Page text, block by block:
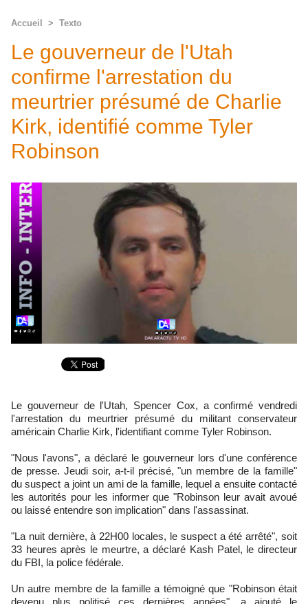
Accueil > Texto
Le gouverneur de l'Utah
confirme l'arrestation du
meurtrier présumé de Charlie
Kirk, identifié comme Tyler
Robinson
Le gouverneur de l'Utah, Spencer Cox, a confirmé vendredi
l'arrestation du meurtrier présumé du militant conservateur
américain Charlie Kirk, l'identifiant comme Tyler Robinson.
"Nous l'avons", a déclaré le gouverneur lors d'une conférence
de presse. Jeudi soir, a-t-il précisé, "un membre de la famille"
du suspect a joint un ami de la famille, lequel a ensuite contacté
les autorités pour les informer que "Robinson leur avait avoué
ou laissé entendre son implication" dans l'assassinat.
"La nuit dernière, à 22H00 locales, le suspect a été arrêté", soit
33 heures après le meurtre, a déclaré Kash Patel, le directeur
du FBI, la police fédérale.
Un autre membre de la famille a témoigné que "Robinson était
devenu plus politisé ces dernières années", a ajouté le